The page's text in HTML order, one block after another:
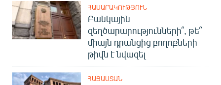
ՀԱՍԱՐԱԿՈՒԹՅՈՒՆ
Բանկային
զեղծարարությունների՞, թե՞
միայն դրանցից բողոքների
թիվն է նվազել
ՀԱՅԱՍՏԱՆ